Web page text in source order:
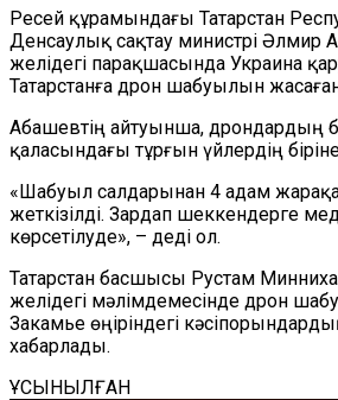
Ресей құрамындағы Татарстан
Денсаулық сақтау министрі Әлмир
желідегі парақшасында Украина
Татарстанға дрон шабуылын
Абашевтің айтуынша, дрондардың
қаласындағы тұрғын үйлердің
«Шабуыл салдарынан 4 адам
жеткізілді. Зардап шеккендерге
көрсетілуде», – деді ол.
Татарстан басшысы Рустам
желідегі мәлімдемесінде дрон
Закамье өңіріндегі
хабарлады.
ҰСЫНЫЛҒАН